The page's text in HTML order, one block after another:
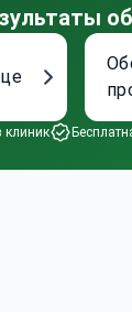
клиник